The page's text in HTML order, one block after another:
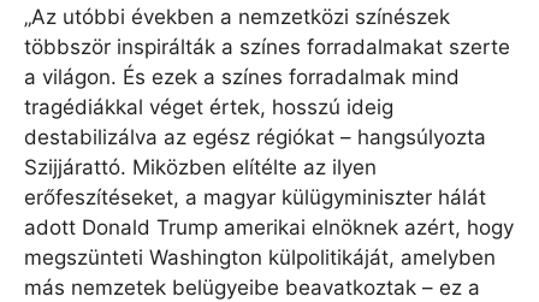
„Az utóbbi években a nemzetközi színészek
többször inspirálták a színes forradalmakat szerte
a világon. És ezek a színes forradalmak mind
tragédiákkal véget értek, hosszú ideig
destabilizálva az egész régiókat – hangsúlyozta
Szijjárattó. Miközben elítélte az ilyen
erőfeszítéseket, a magyar külügyminiszter hálát
adott Donald Trump amerikai elnöknek azért, hogy
megszünteti Washington külpolitikáját, amelyben
más nemzetek belügyeibe beavatkoztak – ez a